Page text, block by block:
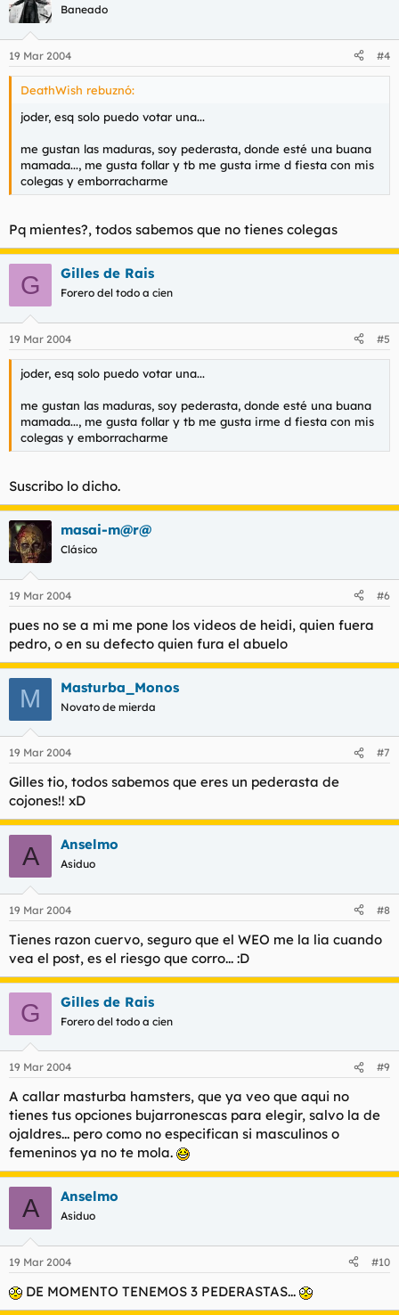
Baneado
19 Mar 2004 #4
DeathWish rebuznó:
joder, esq solo puedo votar una...
me gustan las maduras, soy pederasta, donde esté una buana
mamada..., me gusta follar y tb me gusta irme d fiesta con mis
colegas y emborracharme
Pq mientes?, todos sabemos que no tienes colegas
G Gilles de Rais
Forero del todo a cien
19 Mar 2004 #5
joder, esq solo puedo votar una...
me gustan las maduras, soy pederasta, donde esté una buana
mamada..., me gusta follar y tb me gusta irme d fiesta con mis
colegas y emborracharme
Suscribo lo dicho.
masai-m@r@
Clásico
19 Mar 2004 #6
pues no se a mi me pone los videos de heidi, quien fuera
pedro, o en su defecto quien fura el abuelo
M Masturba_Monos
Novato de mierda
19 Mar 2004 #7
Gilles tio, todos sabemos que eres un pederasta de
cojones!! xD
A Anselmo
Asiduo
19 Mar 2004 #8
Tienes razon cuervo, seguro que el WEO me la lia cuando
vea el post, es el riesgo que corro... :D
G Gilles de Rais
Forero del todo a cien
19 Mar 2004 #9
A callar masturba hamsters, que ya veo que aqui no
tienes tus opciones bujarronescas para elegir, salvo la de
ojaldres... pero como no especifican si masculinos o
femeninos ya no te mola.
A Anselmo
Asiduo
19 Mar 2004 #10
DE MOMENTO TENEMOS 3 PEDERASTAS...